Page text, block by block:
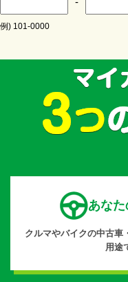
例) 101-0000
あなた
クルマやバイクの中古車
用途